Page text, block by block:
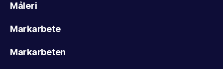
Måleri
Markarbete
Markarbeten